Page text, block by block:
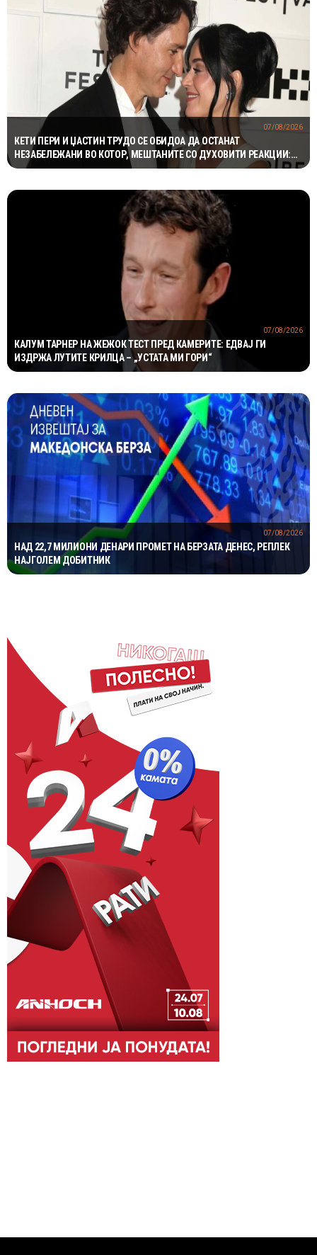
КЕТИ ПЕРИ И ЏАСТИН ТРУДО СЕ ОБИДОА ДА ОСТАНАТ
НЕЗАБЕЛЕЖАНИ ВО КОТОР, МЕШТАНИТЕ СО ДУХОВИТИ РЕАКЦИИ:
„НИКОЈ НЕ БИ ГИ ПРЕПОЗНАЛ“
07/08/2026
КАЛУМ ТАРНЕР НА ЖЕЖОК ТЕСТ ПРЕД КАМЕРИТЕ: ЕДВАЈ ГИ
ИЗДРЖА ЛУТИТЕ КРИЛЦА – „УСТАТА МИ ГОРИ“
07/08/2026
НАД 22,7 МИЛИОНИ ДЕНАРИ ПРОМЕТ НА БЕРЗАТА ДЕНЕС, РЕПЛЕК
НАЈГОЛЕМ ДОБИТНИК
07/08/2026